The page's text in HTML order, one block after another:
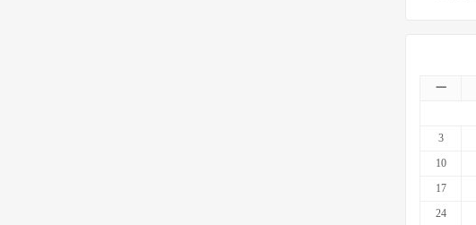
一
3
10
17
24